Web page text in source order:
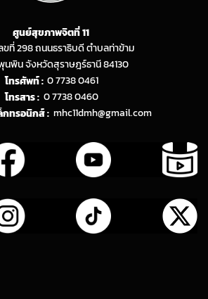
ศูนย์สุขภาพจิตที่ 11
ขที่ 298 ถนนธราธิบดี ตำบลท่าข้าม
นพิน จังหวัดสุราษฎร์ธานี 84130
โทรศัพท์ : 0 7738 0461
โทรสาร : 0 7738 0460
ทรอนิกส์ : mhc11dmh@gmail.com